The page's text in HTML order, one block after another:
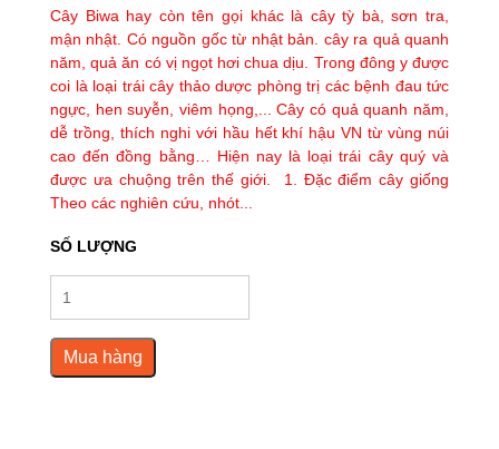
Cây Biwa hay còn tên gọi khác là cây tỳ bà, sơn tra,
mận nhật. Có nguồn gốc từ nhật bản. cây ra quả quanh
năm, quả ăn có vị ngọt hơi chua dịu. Trong đông y được
coi là loại trái cây thảo dược phòng trị các bệnh đau tức
ngực, hen suyễn, viêm họng,... Cây có quả quanh năm,
dễ trồng, thích nghi với hầu hết khí hậu VN từ vùng núi
cao đến đồng bằng… Hiện nay là loại trái cây quý và
được ưa chuộng trên thế giới. 1. Đặc điểm cây giống
Theo các nghiên cứu, nhót...
SỐ LƯỢNG
Mua hàng